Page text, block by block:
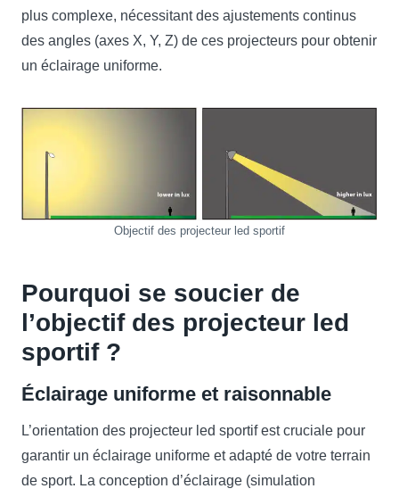
plus complexe, nécessitant des ajustements continus
des angles (axes X, Y, Z) de ces projecteurs pour obtenir
un éclairage uniforme.
Objectif des projecteur led sportif
Pourquoi se soucier de
l’objectif des projecteur led
sportif ?
Éclairage uniforme et raisonnable
L’orientation des projecteur led sportif est cruciale pour
garantir un éclairage uniforme et adapté de votre terrain
de sport. La conception d’éclairage (simulation